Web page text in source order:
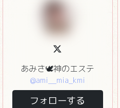
あみさ🕊神のエステ
@ami__mia_kmi
フォローする